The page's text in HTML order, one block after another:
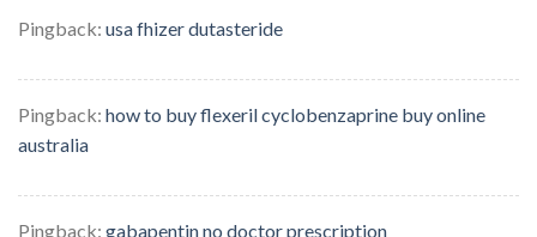
Pingback: usa fhizer dutasteride
Pingback: how to buy flexeril cyclobenzaprine buy online
australia
Pingback: gabapentin no doctor prescription